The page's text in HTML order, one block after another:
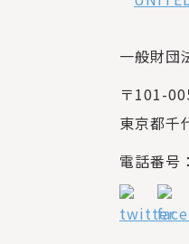
一般財団
〒101-
東京都千
電話番号